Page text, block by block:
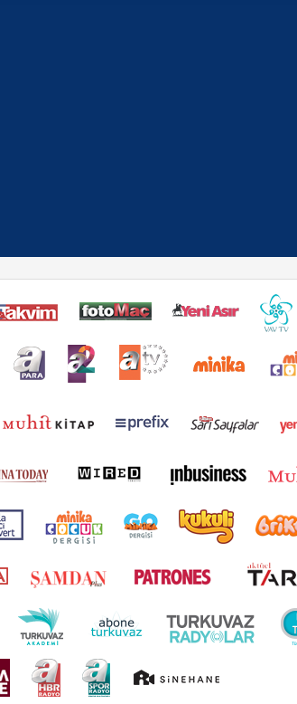
vasıtasıyla belirleyebilirsiniz. Çerezlere
hazırlanmış Aydınlatma Metnimizi
bilgi almak için lütfen